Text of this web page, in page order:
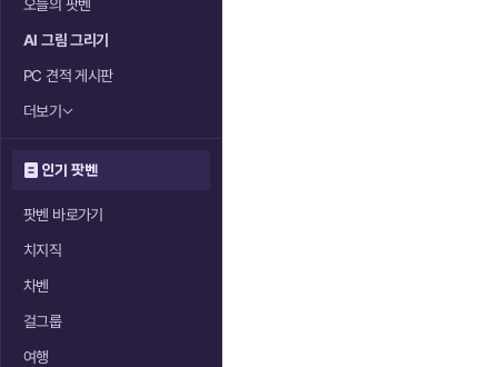
오늘의 팟벤
AI 그림 그리기
PC 견적 게시판
더보기
인기 팟벤
팟벤 바로가기
치지직
차벤
걸그룹
여행